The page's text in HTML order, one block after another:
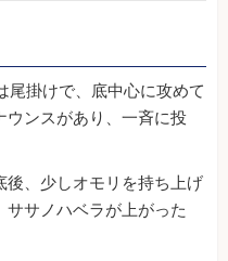
掛けで、底中心に攻めて
ウンスがあり、一斉に投
後、少しオモリを持ち上げ
サノハベラが上がった